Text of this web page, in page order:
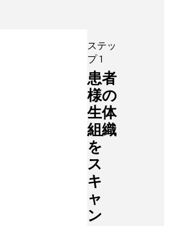
ステッ
プ 1
患者
様の
生体
組織
を
ス
キ
ャ
ン